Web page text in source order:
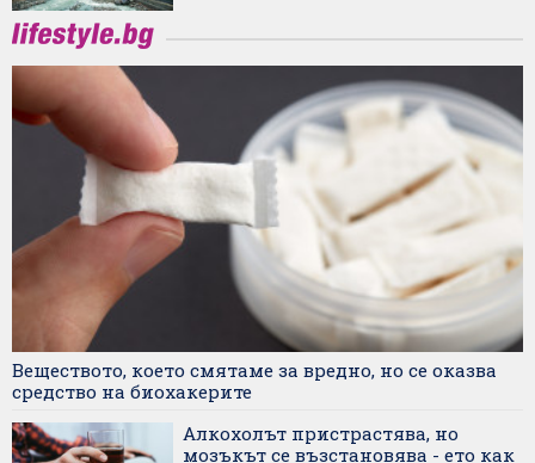
Веществото, което смятаме за вредно, но се оказва
средство на биохакерите
Алкохолът пристрастява, но
мозъкът се възстановява - ето как